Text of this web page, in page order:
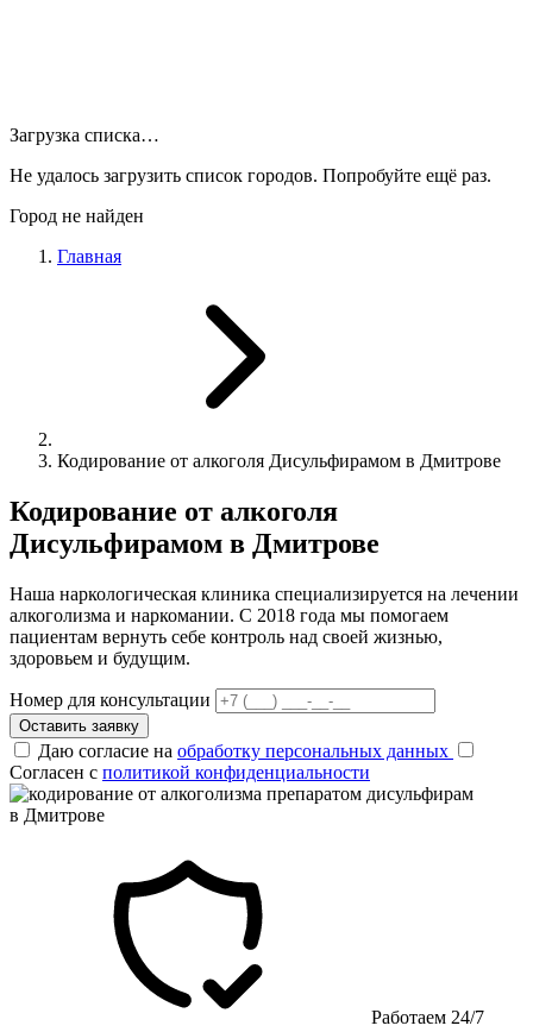
Загрузка списка…
Не удалось загрузить список городов. Попробуйте ещё раз.
Город не найден
Главная
Кодирование от алкоголя Дисульфирамом в Дмитрове
Кодирование от алкоголя
Дисульфирамом в Дмитрове
Наша наркологическая клиника специализируется на лечении
алкоголизма и наркомании. С 2018 года мы помогаем
пациентам вернуть себе контроль над своей жизнью,
здоровьем и будущим.
Номер для консультации
Оставить заявку
Даю согласие на обработку персональных данных
Согласен с политикой конфиденциальности
Работаем 24/7